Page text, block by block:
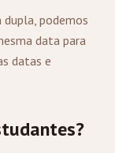
podemos
data para
datas e